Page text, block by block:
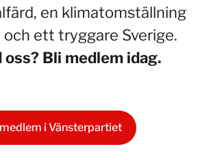
en klimatomställning
ett tryggare Sverige.
oss? Bli medlem idag.
i Vänsterpartiet